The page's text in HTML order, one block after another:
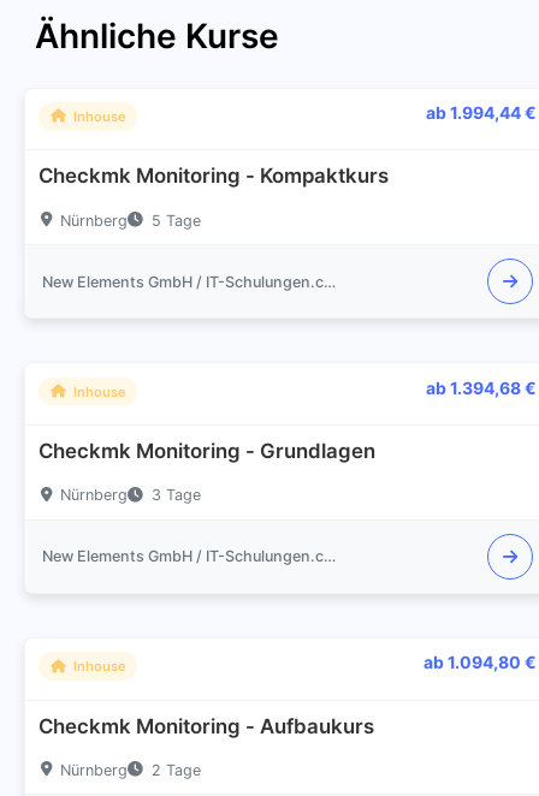
Ähnliche Kurse
Inhouse ab 1.994,44 €
Checkmk Monitoring - Kompaktkurs
Nürnberg 5 Tage
New Elements GmbH / IT-Schulungen.com
Inhouse ab 1.394,68 €
Checkmk Monitoring - Grundlagen
Nürnberg 3 Tage
New Elements GmbH / IT-Schulungen.com
Inhouse ab 1.094,80 €
Checkmk Monitoring - Aufbaukurs
Nürnberg 2 Tage